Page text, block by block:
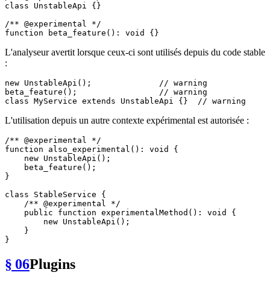
class
UnstableApi
{}
/** @experimental
*/
function
beta_feature ( ): void
L'analyseur avertit lorsque ceux-ci sont utilisés depuis du code stable
:
new UnstableApi ();
// warning
beta_feature ();
// warning
class MyService extends UnstableApi {} // warning
L'utilisation depuis un autre contexte expérimental est autorisée :
/** @experimental
*/
function
also_experimental ( ): void
{
new UnstableApi ();
beta_feature ();
}
class
StableService
{
/** @experimental
*/
public
function experimentalMethod ( ): void
{
new UnstableApi ();
    }
§ 06Plugins